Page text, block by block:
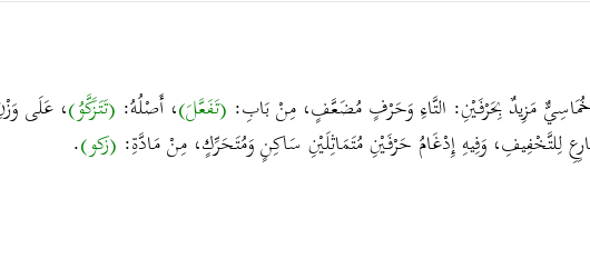
مَزِيدٌ بِحَرْفَيْنِ: التَّاءِ وَحَرْفٍ مُضَعَّفٍ، مِنْ بَابِ: (تَفَعَّلَ)، أَصْلُهُ: (تَتَزَكَّوُ)، عَلَى
لِلتَّخْفِيفِ، وَفِيهِ إِدْغَامُ حَرْفَيْنِ مُتَمَاثِلَيْنِ سَاكِنٍ وَمُتَحَرِّكٍ، مِنْ مَادَّةِ: (زكو).